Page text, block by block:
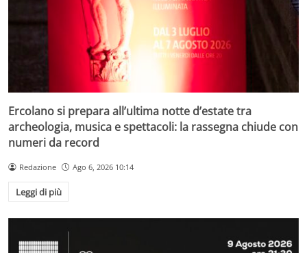
Ercolano si prepara all’ultima notte d’estate tra
archeologia, musica e spettacoli: la rassegna chiude con
numeri da record
Redazione Ago 6, 2026 10:14
Leggi di più